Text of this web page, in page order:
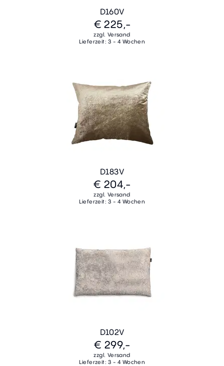
D160V
€ 225,-
zzgl. Versand
Lieferzeit: 3 - 4 Wochen
D183V
€ 204,-
zzgl. Versand
Lieferzeit: 3 - 4 Wochen
D102V
€ 299,-
zzgl. Versand
Lieferzeit: 3 - 4 Wochen